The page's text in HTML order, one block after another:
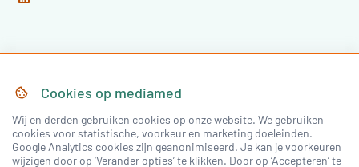
Home
Nascholing Nieuws & Artikelen
Congressen
Cookies op mediamed
Wij en derden gebruiken cookies op onze website. We gebruiken
cookies voor statistische, voorkeur en marketing doeleinden.
Google Analytics cookies zijn geanonimiseerd. Je kan je voorkeuren
wijzigen door op ‘Verander opties’ te klikken. Door op ‘Accepteren’ te